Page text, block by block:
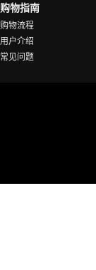
购物指南
购物流程
用户介绍
常见问题